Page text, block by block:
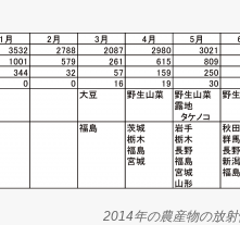
2014年の農産物の放